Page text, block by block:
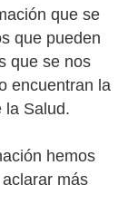
que se
que pueden
que se nos
encuentran la
la Salud.
hemos
más